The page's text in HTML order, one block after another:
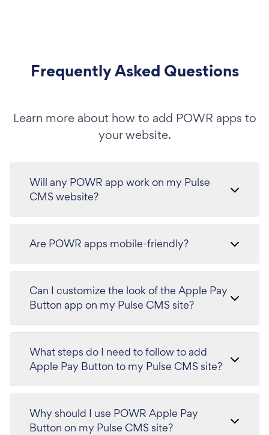
Frequently Asked Questions
Learn more about how to add POWR apps to
your website.
Will any POWR app work on my Pulse
CMS website?
Are POWR apps mobile-friendly?
Can I customize the look of the Apple Pay
Button app on my Pulse CMS site?
What steps do I need to follow to add
Apple Pay Button to my Pulse CMS site?
Why should I use POWR Apple Pay
Button on my Pulse CMS site?